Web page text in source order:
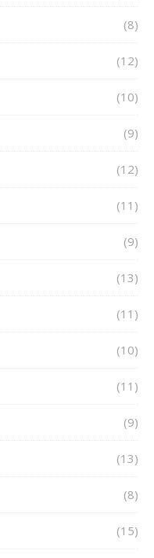
(8)
(12)
(10)
(9)
(12)
(11)
(9)
(13)
(11)
(10)
(11)
(9)
(13)
(8)
(15)